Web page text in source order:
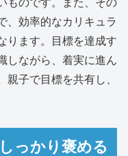
、効率的なカリキュラ
ります。目標を達成す
しながら、着実に進ん
子で目標を共有し、
っかり褒める